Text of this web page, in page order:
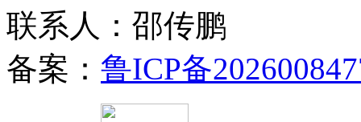
联系人：邵传鹏
备案： 鲁ICP备